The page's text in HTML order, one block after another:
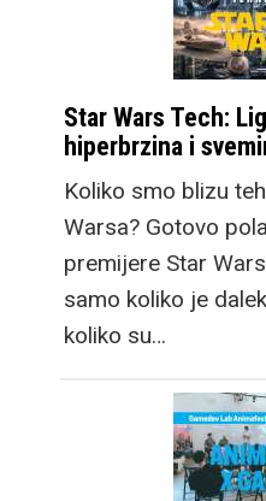
Star Wars Tech:
hiperbrzina i
Koliko smo blizu
Warsa? Gotovo
premijere Star
samo koliko je
koliko su…